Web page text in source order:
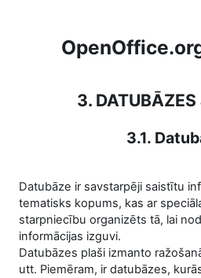
3. DATUBĀZES
3.1.
Datubāze ir savstarpēji saistītu
tematisks kopums, kas ar
starpniecību organizēts tā, lai
informācijas izguvi.
Datubāzes plaši izmanto
utt. Piemēram, ir datubāzes,